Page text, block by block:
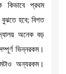
কিভাবে প্রথম
বুঝতে হবে; বিগত
অনেক বড়
ভিন্নরকম।
অন্যরকম।